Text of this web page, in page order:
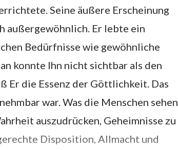
Seine äußere Erscheinung
außergewöhnlich. Er lebte ein
Bedürfnisse wie gewöhnliche
konnte Ihn nicht sichtbar als den
Er die Essenz der Göttlichkeit. Das
war. Was die Menschen sehen
auszudrücken, Geheimnisse zu
Disposition, Allmacht und